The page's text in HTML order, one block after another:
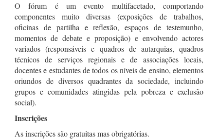
O fórum é um evento multifacetado, comportando
componentes muito diversas (exposições de trabalhos,
oficinas de partilha e reflexão, espaços de testemunho,
momentos de debate e proposição) e envolvendo actores
variados (responsáveis e quadros de autarquias, quadros
técnicos de serviços regionais e de associações locais,
docentes e estudantes de todos os níveis de ensino, elementos
oriundos de diversos quadrantes da sociedade, incluindo
grupos e comunidades atingidas pela pobreza e exclusão
social).
Inscrições
As inscrições são gratuitas mas obrigatórias.